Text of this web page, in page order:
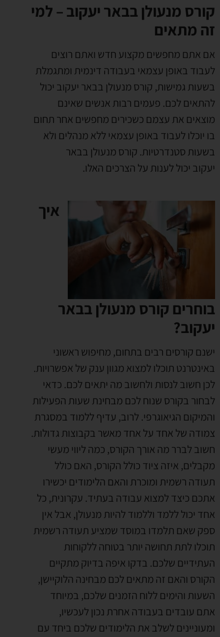
קורס מנעולן בבאר יעקוב – למי
זה מתאים
אם אתם מחפשים מקצוע חדש ואתם רוצים
לעבוד באופן עצמאי בעבודה דינמית ומתגמלת
בשעות גמישות, קורס מנעולן בבאר יעקוב יכול
להתאים לכם. פעמים רבות אנשים שאינם
מוצאים את עצמם כשכירים מחפשים אחר תחום
בו יוכלו לעבוד באופן עצמאי ללא מנהלים ולא
בשעות סטנדרטיות. קורס מנעולן בבאר
יעקוב יכול לענות על הצרכים האלו.
איך
בוחרים קורס מנעולן בבאר
יעקוב?
ישנם קורסים רבים בתחום, מחיפוש ראשוני
באינטרנט תוכלו למצוא מגוון ענק של אפשרויות.
לכן חשוב לנסות ולחשוב מה יתאים לכם. כדאי
לבחור בקורס שנוח לכם מבחינת שעות הפעילות
והמיקום הגיאוגרפי. לרוב, עדיף ללמוד במסגרת
צמודה של אחד על אחד מאשר בקבוצות גדולות.
חשוב לברר מה אורך הקורס, כמה ליווי מעשי
מקבלים, איזה ציוד כולל הקורס, האם כולל
תעודה רשמית ומוכרת והאם הלימודים יכשירו
אתכם כיצד למצוא עבודה בעתיד. עקרונית, כל
אחד יכול ללמד וללמוד להיות מנעולן, אבל אין
ספק שאם תלמדו במוסד שמציע תעודה רשמית
תוכלו לתת תחושה יותר בטוחה ללקוחות
העתידיים שלכם. בדקו איפה בדיוק מתקיים
הקורס והאם זה מתאים לכם מבחינה הלוקיישן,
השעות והימים ללוח הזמנים שלכם, במיוחד
אתם עובדים בעבודה אחרת נכון לעכשיו,
ומעוניינים לשלב את הלימודים שלכם ביחד עם